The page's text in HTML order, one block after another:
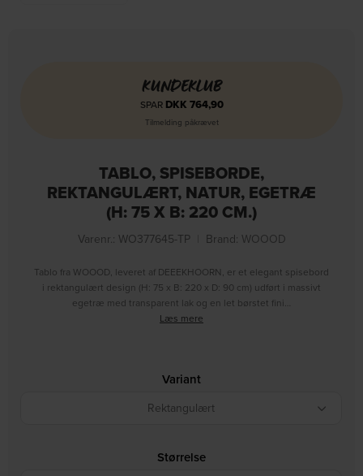
KUNDEKLUB
SPAR DKK 764,90
Tilmelding påkrævet
TABLO, SPISEBORDE,
REKTANGULÆRT, NATUR, EGETRÆ
(H: 75 X B: 220 CM.)
Varenr.: WO377645-TP Brand: WOOOD
Tablo fra WOOOD, leveret af DEEEKHOORN, er et elegant spisebord
i rektangulært design (H: 75 x B: 220 x D: 90 cm) udført i massivt
egetræ med transparent lak og en let børstet fini…
Læs mere
Variant
Rektangulært
Størrelse